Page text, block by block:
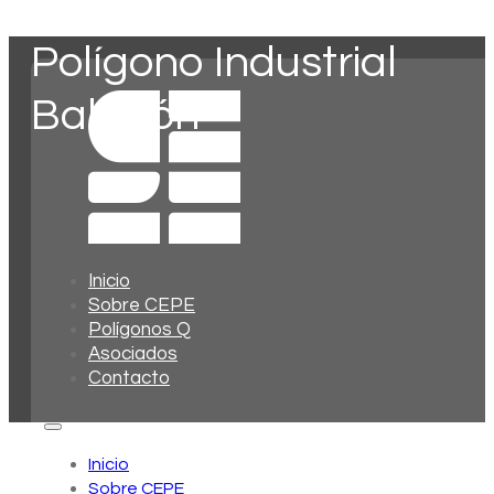
Inicio
Sobre CEPE
Polígonos Q
Asociados
Contacto
Inicio
Sobre CEPE
Polígono Industrial
Balagón